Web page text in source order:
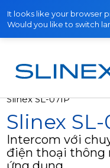
It looks like your browser
Would you like to switch
Trang chủ Sản
Slinex SL-07IP
Slinex
Intercom với
điện thoại thông